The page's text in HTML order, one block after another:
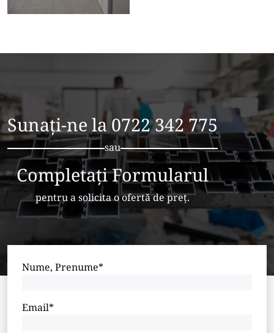
Sunați-ne la 0722 342 775
sau
Completați Formularul
pentru a solicita o ofertă de preț.
Nume, Prenume*
Email*